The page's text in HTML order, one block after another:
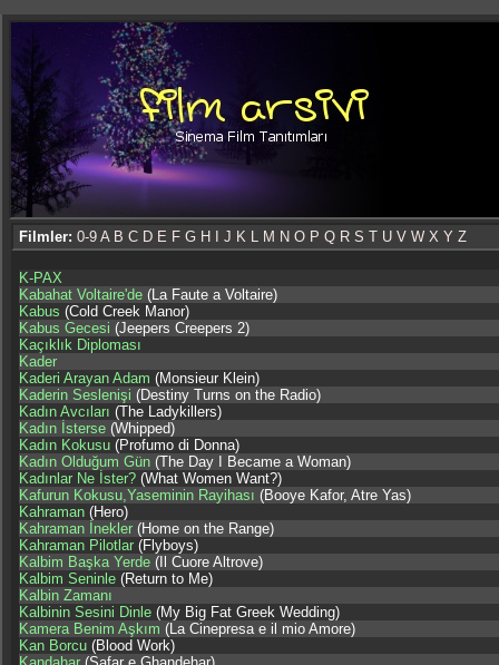
Filmler: 0-9 A B C D E F G H J K L M N O P Q R S T U V W X Y Z
K-PAX
Kabahat Voltaire'de (La Faute a Voltaire)
Kabus (Cold Creek Manor)
Kabus Gecesi (Jeepers Creepers 2)
Kaçıklık Diploması
Kader
Kaderi Arayan Adam (Monsieur Klein)
Kaderin Seslenişi (Destiny Turns on the Radio)
Kadın Avcıları (The Ladykillers)
Kadın İsterse (Whipped)
Kadın Kokusu (Profumo di Donna)
Kadın Olduğum Gün (The Day I Became a Woman)
Kadınlar Ne İster? (What Women Want?)
Kafurun Kokusu,Yaseminin Rayihası (Booye Kafor, Atre Yas)
Kahraman (Hero)
Kahraman İnekler (Home on the Range)
Kahraman Pilotlar (Flyboys)
Kalbim Başka Yerde (Il Cuore Altrove)
Kalbim Seninle (Return to Me)
Kalbin Zamanı
Kalbinin Sesini Dinle (My Big Fat Greek Wedding)
Kamera Benim Aşkım (La Cinepresa e il mio Amore)
Kan Borcu (Blood Work)